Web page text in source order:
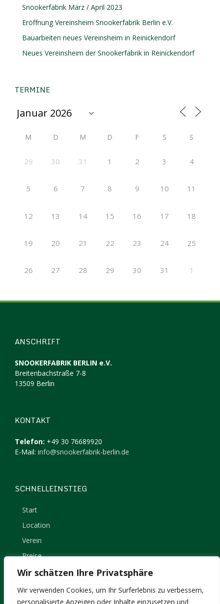
Wir schätzen Ihre Privatsphäre
Wir verwenden Cookies, um Ihr Surferlebnis zu verbessern,
personalisierte Anzeigen oder Inhalte einzusetzen und
Snookerfabrik März / April 2023
Eröffnung Vereinsheim Snookerfabrik Berlin e.V.
Bauarbeiten neues Vereinsheim in Reinickendorf
Neues Vereinsheim der Snookerfabrik in Reinickendorf
TERMINE
M D M D F S S
29 30 31 1 2 3 4
5 6 7 8 9 10 11
12 13 14 15 16 17 18
19 20 21 22 23 24 25
26 27 28 29 30 31 1
ANSCHRIFT
SNOOKERFABRIK BERLIN e.V.
Breitenbachstraße 7-8
13509 Berlin
KONTAKT
Telefon: +49 30 76689920
E-Mail: info@snookerfabrik-berlin.de
SCHNELLEINSTIEG
Start
Location
Verein
Preise
Kontakt
Impressum
Datenschutz